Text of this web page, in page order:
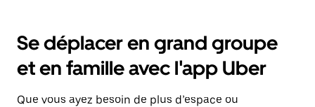
Se déplacer en grand groupe
et en famille avec l'app Uber
Que vous ayez besoin de plus d’espace ou